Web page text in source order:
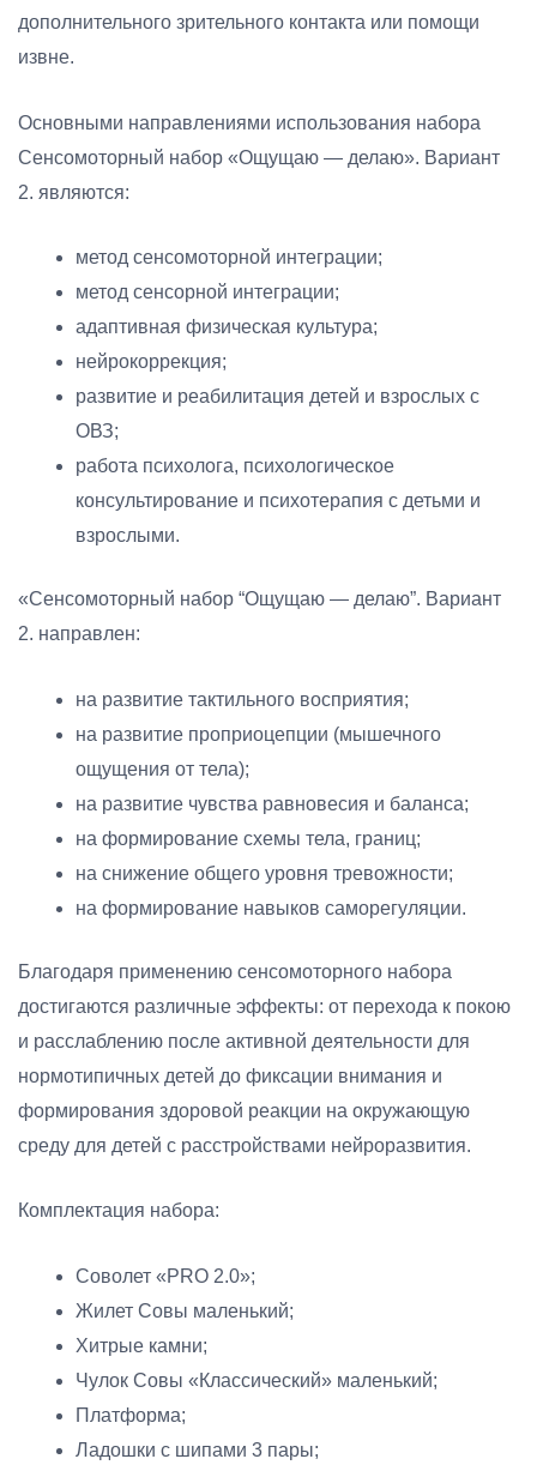
дополнительного зрительного контакта или помощи
извне.
Основными направлениями использования набора
Сенсомоторный набор «Ощущаю — делаю». Вариант
2. являются:
метод сенсомоторной интеграции;
метод сенсорной интеграции;
адаптивная физическая культура;
нейрокоррекция;
развитие и реабилитация детей и взрослых с
ОВЗ;
работа психолога, психологическое
консультирование и психотерапия с детьми и
взрослыми.
«Сенсомоторный набор “Ощущаю — делаю”. Вариант
2. направлен:
на развитие тактильного восприятия;
на развитие проприоцепции (мышечного
ощущения от тела);
на развитие чувства равновесия и баланса;
на формирование схемы тела, границ;
на снижение общего уровня тревожности;
на формирование навыков саморегуляции.
Благодаря применению сенсомоторного набора
достигаются различные эффекты: от перехода к покою
и расслаблению после активной деятельности для
нормотипичных детей до фиксации внимания и
формирования здоровой реакции на окружающую
среду для детей с расстройствами нейроразвития.
Комплектация набора:
Соволет «PRO 2.0»;
Жилет Совы маленький;
Хитрые камни;
Чулок Совы «Классический» маленький;
Платформа;
Ладошки с шипами 3 пары;